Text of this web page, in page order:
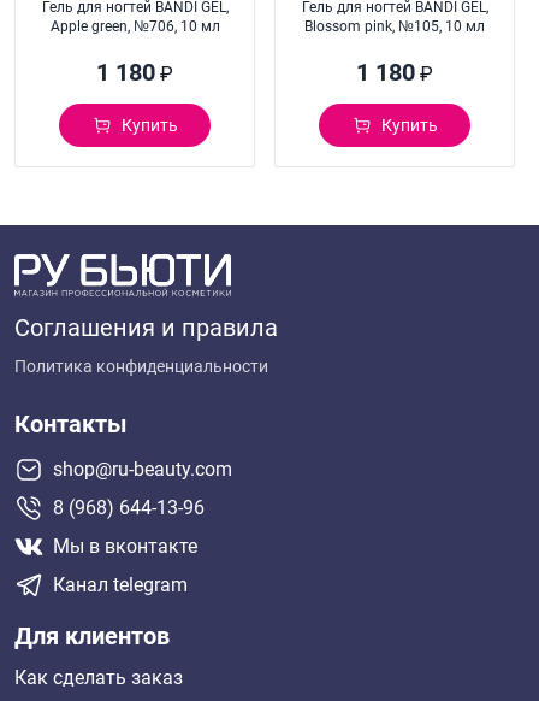
Гель для ногтей BANDI GEL,
Apple green, №706, 10 мл
1 180 ₽
Купить
Гель для ногтей BANDI GEL,
Blossom pink, №105, 10 мл
1 180 ₽
Купить
Соглашения и правила
Политика конфиденциальности
Контакты
shop@ru-beauty.com
8 (968) 644-13-96
Мы в вконтакте
Канал telegram
Для клиентов
Как сделать заказ